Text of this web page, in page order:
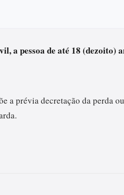
a pessoa de até 18 (dezoito)
a prévia decretação da perda